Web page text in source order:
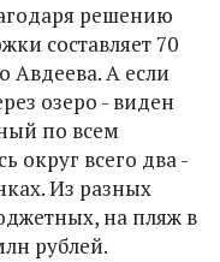
решению
составляет 70
Авдеева. А если
озеро - виден
по всем
округ всего два -
Из разных
на пляж в
рублей.